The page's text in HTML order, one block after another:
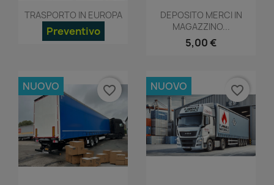
Anteprima
TRASPORTO IN EUROPA
Preventivo
Anteprima
DEPOSITO MERCI IN
MAGAZZINO...
5,00 €
NUOVO favorite_border NUOVO favorite_border